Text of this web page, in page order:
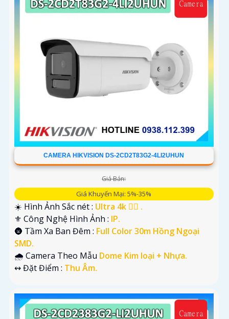
CAMERA HIKVISION DS-2CD2T83G2-4LI2UHUN
Giá Bán:
Giá Khuyến Mại: 5%-35%
☀️ Hình Ảnh Sắc nét : Ultra 4k 👍🏾 .
⚜️ Công Nghệ Hình Ảnh : IP.
🌚 Tầm Xa Ban Đêm : Full Color 30m Hồng Ngoại
SMD.
🌧️ Camera Theo Mẫu Dome Kim loại + Nhựa.
️↭ Đặt Điểm : Thu Âm.